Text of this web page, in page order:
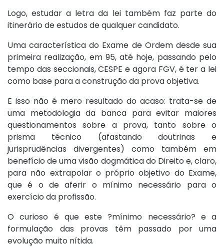
Logo, estudar a letra da lei também faz parte do
itinerário de estudos de qualquer candidato.
Uma característica do Exame de Ordem desde sua
primeira realização, em 95, até hoje, passando pelo
tempo das seccionais, CESPE e agora FGV, é ter a lei
como base para a construção da prova objetiva.
E isso não é mero resultado do acaso: trata-se de
uma metodologia da banca para evitar maiores
questionamentos sobre a prova, tanto sobre o
prisma técnico (afastando doutrinas e
jurisprudências divergentes) como também em
benefício de uma visão dogmática do Direito e, claro,
para não extrapolar o próprio objetivo do Exame,
que é o de aferir o mínimo necessário para o
exercício da profissão.
O curioso é que este ?mínimo necessário? e a
formulação das provas têm passado por uma
evolução muito nítida.